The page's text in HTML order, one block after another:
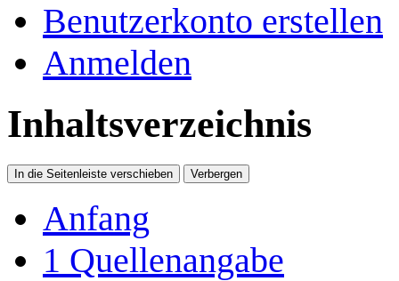
Benutzerkonto erstellen
Anmelden
Inhaltsverzeichnis
In die Seitenleiste verschieben Verbergen
Anfang
1 Quellenangabe